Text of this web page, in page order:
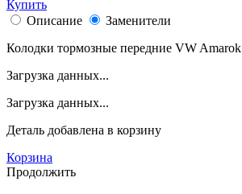
Купить
Описание
Заменители
Колодки тормозные передние VW Amarok
Загрузка данных...
Загрузка данных...
Деталь добавлена в корзину
Корзина
Продолжить